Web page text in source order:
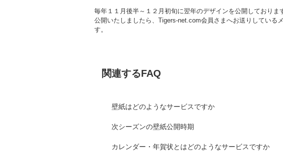
毎年１１月後半～１２月初旬に翌年のデザインを公開しておりま
公開いたしましたら、Tigers-net.com会員さまへお送りしている
す。
関連するFAQ
壁紙はどのようなサービスですか
次シーズンの壁紙公開時期
カレンダー・年賀状とはどのようなサービスですか